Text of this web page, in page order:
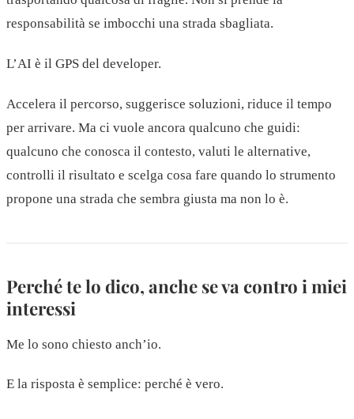
responsabilità se imbocchi una strada sbagliata.
L’AI è il GPS del developer.
Accelera il percorso, suggerisce soluzioni, riduce il tempo
per arrivare. Ma ci vuole ancora qualcuno che guidi:
qualcuno che conosca il contesto, valuti le alternative,
controlli il risultato e scelga cosa fare quando lo strumento
propone una strada che sembra giusta ma non lo è.
Perché te lo dico, anche se va contro i miei
interessi
Me lo sono chiesto anch’io.
E la risposta è semplice: perché è vero.